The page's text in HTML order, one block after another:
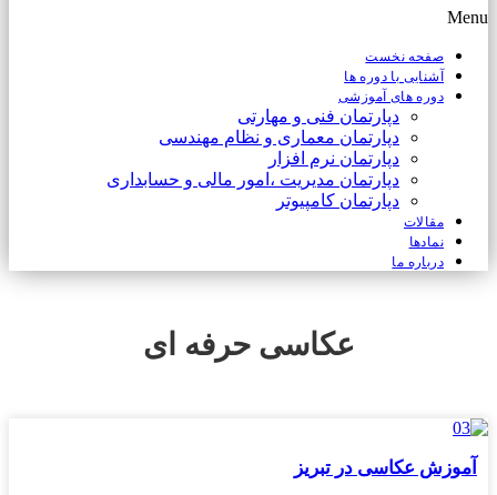
Menu
صفحه نخست
آشنایی با دوره ها
دوره های آموزشی
دپارتمان فنی و مهارتی
دپارتمان معماری و نظام مهندسی
دپارتمان نرم افزار
دپارتمان مدیریت ،امور مالی و حسابداری
دپارتمان کامپیوتر
مقالات
نمادها
درباره ما
عکاسی حرفه ای
آموزش عکاسی در تبریز